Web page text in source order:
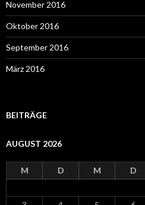
November 2016
Oktober 2016
September 2016
März 2016
BEITRÄGE
AUGUST 2026
M D M D